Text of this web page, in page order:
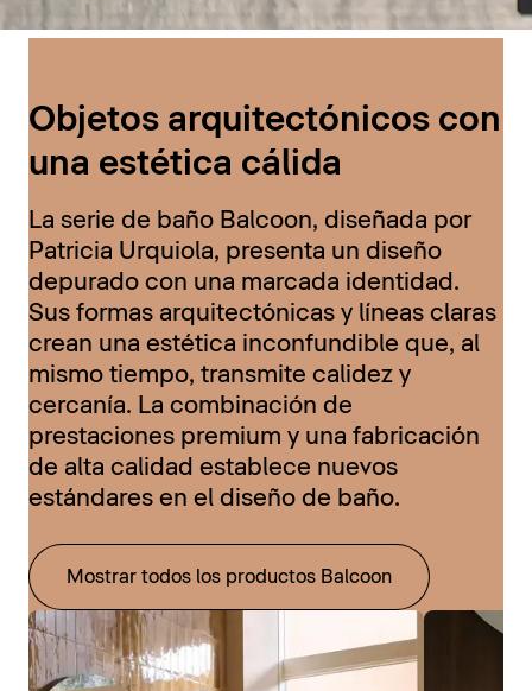
Objetos arquitectónicos con
una estética cálida
La serie de baño Balcoon, diseñada por
Patricia Urquiola, presenta un diseño
depurado con una marcada identidad.
Sus formas arquitectónicas y líneas claras
crean una estética inconfundible que, al
mismo tiempo, transmite calidez y
cercanía. La combinación de
prestaciones premium y una fabricación
de alta calidad establece nuevos
estándares en el diseño de baño.
Mostrar todos los productos Balcoon